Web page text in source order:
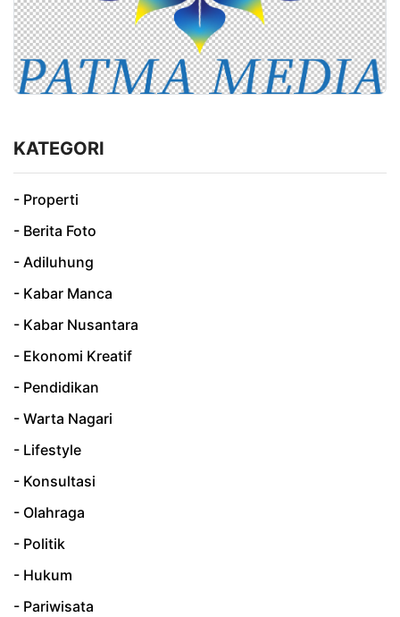
KATEGORI
- Properti
- Berita Foto
- Adiluhung
- Kabar Manca
- Kabar Nusantara
- Ekonomi Kreatif
- Pendidikan
- Warta Nagari
- Lifestyle
- Konsultasi
- Olahraga
- Politik
- Hukum
- Pariwisata